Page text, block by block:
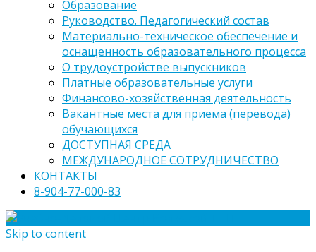
Образование
Руководство. Педагогический состав
Материально-техническое обеспечение и
оснащенность образовательного процесса
О трудоустройстве выпускников
Платные образовательные услуги
Финансово-хозяйственная деятельность
Вакантные места для приема (перевода)
обучающихся
ДОСТУПНАЯ СРЕДА
МЕЖДУНАРОДНОЕ СОТРУДНИЧЕСТВО
КОНТАКТЫ
8-904-77-000-83
Skip to content